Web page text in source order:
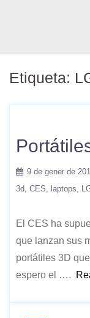
Etiqueta:
9 de gener de
3d CES laptops
El CES ha
que lanzan sus
portátiles 3D
espero el ….